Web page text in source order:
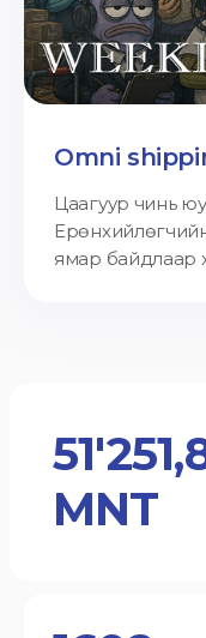
Omni
Цаагуур чинь
ямар байдлаар
MNT